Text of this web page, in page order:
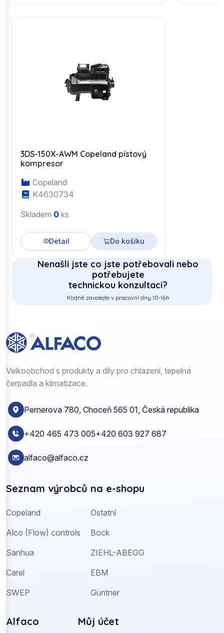
3DS-150X-AWM Copeland pístový
kompresor
Copeland
K4630734
Skladem 0 ks
Detail Do košíku
Nenašli jste co jste potřebovali nebo
potřebujete
technickou konzultaci?
Klidně zavolejte v pracovní dny 10-16h
Velkoobchod s produkty a díly pro chlazení, tepelná
čerpadla a klimatizace.
Pernerova 780, Choceň 565 01, Česká republika
+420 465 473 005+420 603 927 687
alfaco@alfaco.cz
Seznam výrobců na e-shopu
Copeland
Alco (Flow) controls
Sanhua
Carel
SWEP
Ostatní
Bock
ZIEHL-ABEGG
EBM
Güntner
Alfaco Můj účet